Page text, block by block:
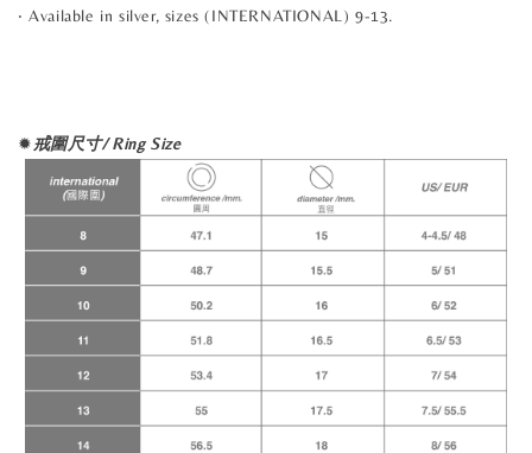
‧ Available in silver, sizes (INTERNATIONAL) 9-13.
✹戒圍尺寸/ Ring Size